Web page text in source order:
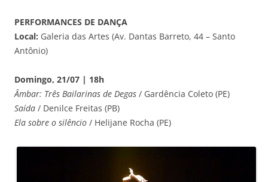
PERFORMANCES DE DANÇA
Local: Galeria das Artes (Av. Dantas Barreto, 44 – Santo
Antônio)
Domingo, 21/07 | 18h
Âmbar: Três Bailarinas de Degas / Gardência Coleto (PE)
Saída / Denilce Freitas (PB)
Ela sobre o silêncio / Helijane Rocha (PE)